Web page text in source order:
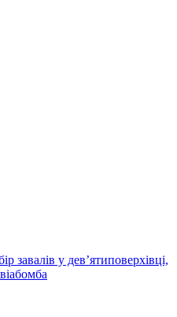
завалів у дев’ятиповерхівці,